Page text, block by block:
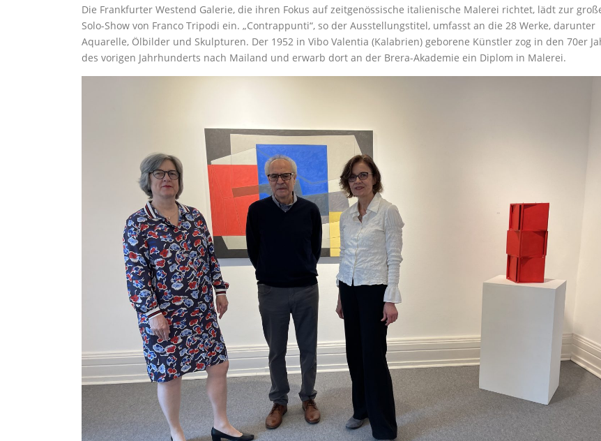
Die Frankfurter Westend Galerie, die ihren Fokus auf zeitgenössische italienische Malerei richtet, lädt zur
Solo-Show von Franco Tripodi ein. „Contrappunti“, so der Ausstellungstitel, umfasst an die 28 Werke, darunter
Aquarelle, Ölbilder und Skulpturen. Der 1952 in Vibo Valentia (Kalabrien) geborene Künstler zog in den 70er
des vorigen Jahrhunderts nach Mailand und erwarb dort an der Brera-Akademie ein Diplom in Malerei.